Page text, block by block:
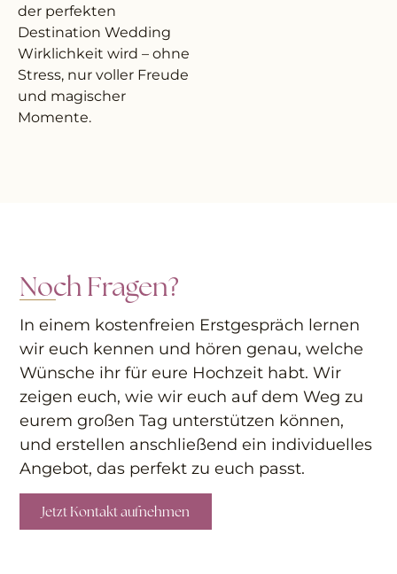
der perfekten
Destination Wedding
Wirklichkeit wird – ohne
Stress, nur voller Freude
und magischer
Momente.
Noch Fragen?
In einem kostenfreien Erstgespräch lernen
wir euch kennen und hören genau, welche
Wünsche ihr für eure Hochzeit habt. Wir
zeigen euch, wie wir euch auf dem Weg zu
eurem großen Tag unterstützen können,
und erstellen anschließend ein individuelles
Angebot, das perfekt zu euch passt.
Jetzt Kontakt aufnehmen